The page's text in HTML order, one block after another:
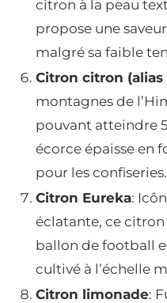
citron à la peau
propose une
malgré sa faible
Citron citron
montagnes de
pouvant atteindre
écorce épaisse en
pour les confiseries.
Citron Eureka:
éclatante, ce
ballon de football
cultivé à l’échelle
Citron limonade: